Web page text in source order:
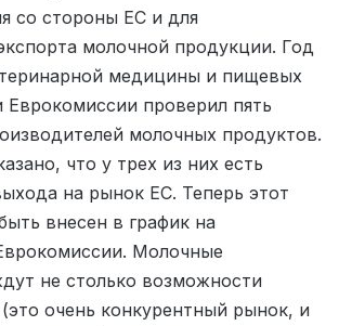
со стороны ЕС и для
молочной продукции. Год
медицины и пищевых
Еврокомиссии проверил пять
молочных продуктов.
что у трех из них есть
на рынок ЕС. Теперь этот
внесен в график на
Молочные
не столько возможности
очень конкурентный рынок, и